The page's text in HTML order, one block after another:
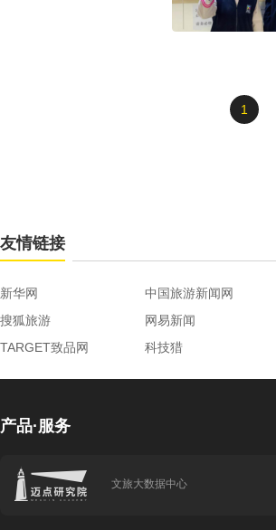
1
友情链接
新华网 中国旅游新闻网
搜狐旅游
网易新闻
TARGET致品网
科技猎
产品·服务
文旅大数据中心